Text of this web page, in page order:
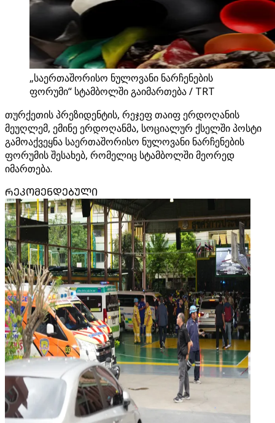
„საერთაშორისო ნულოვანი ნარჩენების
ფორუმი“ სტამბოლში გაიმართება / TRT
თურქეთის პრეზიდენტის, რეჯეფ თაიფ ერდოღანის
მეუღლემ, ემინე ერდოღანმა, სოციალურ ქსელში პოსტი
გამოაქვეყნა საერთაშორისო ნულოვანი ნარჩენების
ფორუმის შესახებ, რომელიც სტამბოლში მეორედ
იმართება.
ᲠᲔᲙᲝᲛᲔᲜᲓᲔᲑᲣᲚᲘ